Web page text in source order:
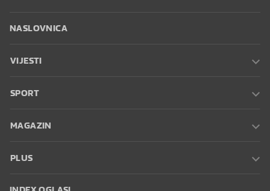
NASLOVNICA
VIJESTI
SPORT
MAGAZIN
PLUS